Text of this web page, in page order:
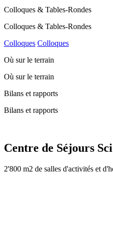
Colloques & Tables-Rondes
Colloques & Tables-Rondes
Colloques Colloques
Où sur le terrain
Où sur le terrain
Bilans et rapports
Bilans et rapports
Centre de Séjours
2'800 m2 de salles d'activités et